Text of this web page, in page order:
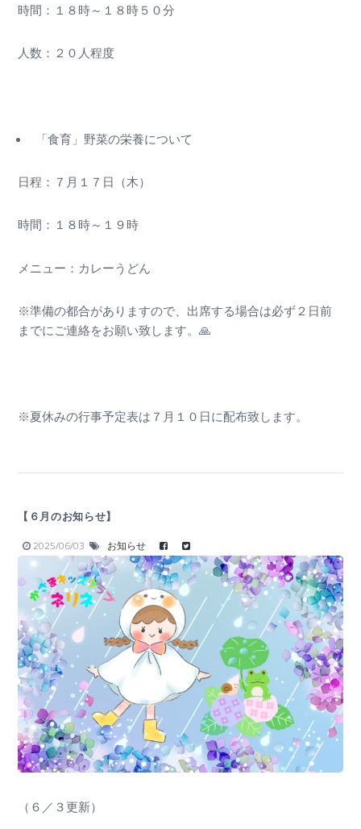
時間：１８時～１８時５０分
人数：２０人程度
「食育」野菜の栄養について
日程：７月１７日（木）
時間：１８時～１９時
メニュー：カレーうどん
※準備の都合がありますので、出席する場合は必ず２日前
までにご連絡をお願い致します。🙏
※夏休みの行事予定表は７月１０日に配布致します。
【６月のお知らせ】
2025/06/03 お知らせ
（６／３更新）